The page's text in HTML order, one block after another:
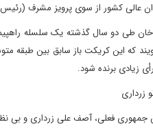
عالی کشور از سوی پرویز مشرف
خان طی دو سال گذشته یک سلسله
که این کریکت باز سابق بین طبقه
زیادی برنده شود.
زرداری
فعلی، آصف علی زرداری و بی نظیر